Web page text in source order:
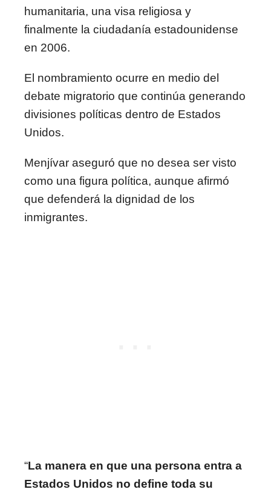
humanitaria, una visa religiosa y
finalmente la ciudadanía estadounidense
en 2006.
El nombramiento ocurre en medio del
debate migratorio que continúa generando
divisiones políticas dentro de Estados
Unidos.
Menjívar aseguró que no desea ser visto
como una figura política, aunque afirmó
que defenderá la dignidad de los
inmigrantes.
“La manera en que una persona entra a
Estados Unidos no define toda su